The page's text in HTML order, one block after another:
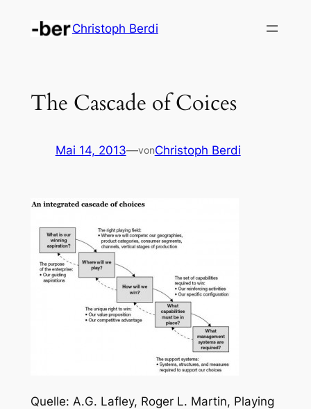
Inhalt
Christoph Berdi
The Cascade of Coices
Mai 14, 2013—vonChristoph Berdi
Quelle: A.G. Lafley, Roger L. Martin, Playing